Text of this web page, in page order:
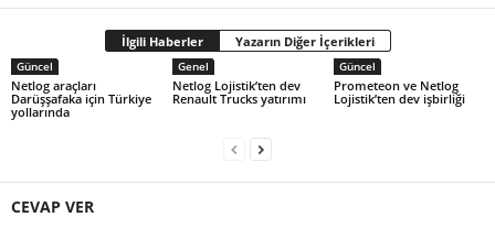
İlgili Haberler Yazarın Diğer İçerikleri
Güncel
Netlog araçları
Darüşşafaka için Türkiye
yollarında
Genel
Netlog Lojistik’ten dev
Renault Trucks yatırımı
Güncel
Prometeon ve Netlog
Lojistik’ten dev işbirliği
CEVAP VER